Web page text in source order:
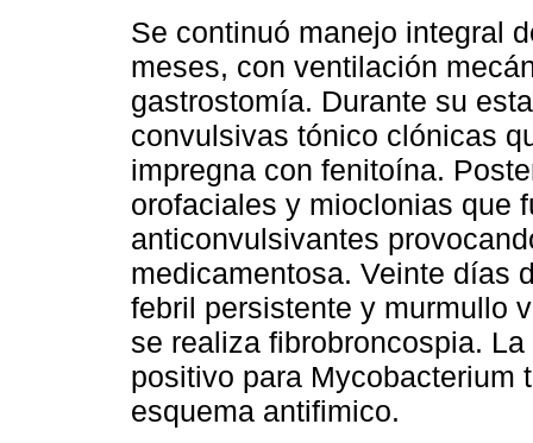
Se continuó manejo integral
meses, con ventilación
gastrostomía. Durante su
convulsivas tónico clónicas
impregna con fenitoína.
orofaciales y mioclonias que
anticonvulsivantes
medicamentosa. Veinte días
febril persistente y murmullo
se realiza fibrobroncospia.
positivo para Mycobacterium
esquema antifimico.